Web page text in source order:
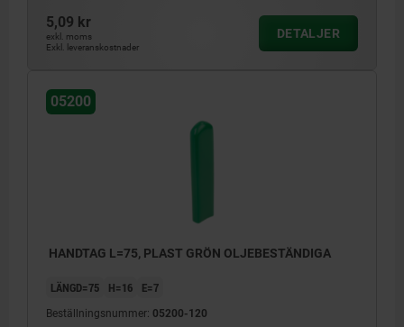
5,09 kr
exkl. moms
Exkl. leveranskostnader
DETALJER
05200
HANDTAG L=75, PLAST GRÖN OLJEBESTÄNDIGA
LÄNGD=75 H=16 E=7
Beställningsnummer: 05200-120